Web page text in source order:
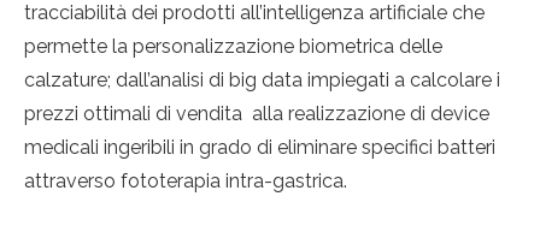
tracciabilità dei prodotti all’intelligenza artificiale che
permette la personalizzazione biometrica delle
calzature; dall’analisi di big data impiegati a calcolare i
prezzi ottimali di vendita alla realizzazione di device
medicali ingeribili in grado di eliminare specifici batteri
attraverso fototerapia intra-gastrica.